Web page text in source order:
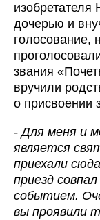
дочерью и
голосование,
звания
вручили
о присвоении
- Для меня и
является
приехали
приезд
событием.
вы проявили